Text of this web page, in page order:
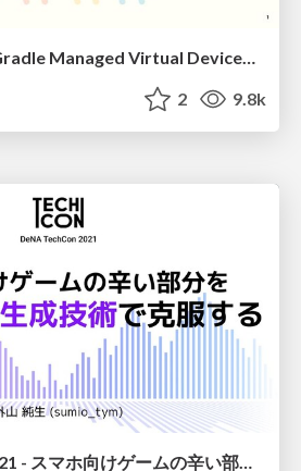
DroidKaigi 2022: Gradle Managed Virtual Devicesで変化するエミュレータ活用術
2 9.8k
DeNA TechCon 2021 - スマホ向けゲームの辛い部分をコード自動生成技術で克服する / Overcoming the Painful Part of Smartphone Games Development with Automatic Code Generation